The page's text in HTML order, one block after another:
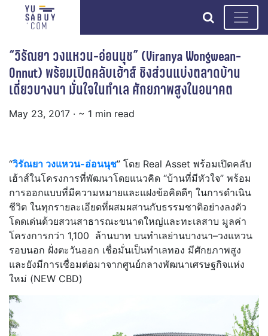
search
“วิรัณยา วงแหวน-อ่อนนุช” (Viranya Wongwean-
Onnut) พร้อมเปิดคลับเฮ้าส์ ชิงส่วนแบ่งตลาดบ้าน
เดี่ยวบางนา มั่นใจในทำเล ศักยภาพสูงในอนาคต
May 23, 2017 · ~ 1 min read
“วิรัณยา วงแหวน-อ่อนนุช” โดย Real Asset พร้อมเปิดคลับ
เฮ้าส์ในโครงการที่พัฒนาโดยแนวคิด “บ้านที่มีหัวใจ” พร้อม
การออกแบบที่มีความหมายและแฝงข้อคิดดีๆ ในการดำเนิน
ชีวิต ในทุกรายละเอียดที่ผสมผสานกับธรรมชาติอย่างลงตัว
โดดเด่นด้วยสวนสาธารณะขนาดใหญ่และทะเลสาบ มูลค่า
โครงการกว่า 1,100 ล้านบาท บนทำเลย่านบางนา–วงแหวน
รอบนอก ฝั่งตะวันออก เชื่อมั่นเป็นทำเลทอง มีศักยภาพสูง
และยังมีการเชื่อมต่อมาจากศูนย์กลางพัฒนาเศรษฐกิจแห่ง
ใหม่ (NEW CBD)